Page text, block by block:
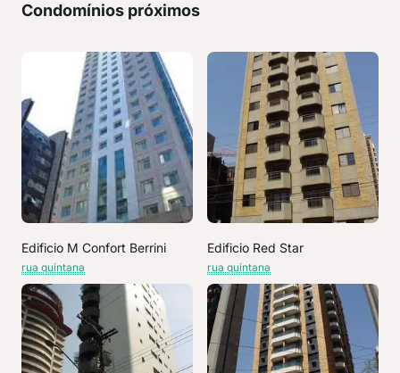
Condomínios próximos
Edificio M Confort Berrini
rua quintana
Edificio Red Star
rua quintana